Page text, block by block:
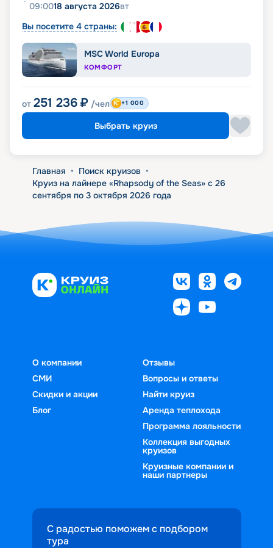
09:0018 августа 2026вт
Вы посетите 4 страны:
MSC World Europa
КОМФОРТ
от 251 236 ₽ /чел +1 000
Выбрать круиз
Главная • Поиск круизов •
Круиз на лайнере «Rhapsody of the Seas» с 26
сентября по 3 октября 2026 года
О компании
СМИ
Скидки и акции
Блог
Отзывы
Вопросы и ответы
Найти круиз
Аренда теплохода
Программа лояльности
Коллекция выгодных
круизов
Круизные компании и
наши партнеры
С радостью поможем с подбором
тура